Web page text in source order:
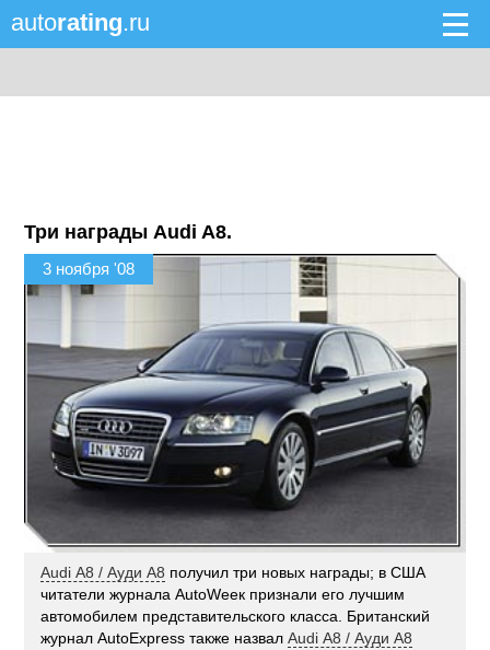
autorating.ru
Три награды Audi A8.
3 ноября '08
Аudi А8 / Ауди А8 получил три новых награды; в США
читатели журнала АutoWеек признали его лучшим
автомобилем представительского класса. Британский
журнал АutoExpress также назвалАudi А8 / Ауди А8